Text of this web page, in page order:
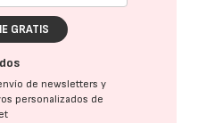
GRATIS
de newsletters y
personalizados de